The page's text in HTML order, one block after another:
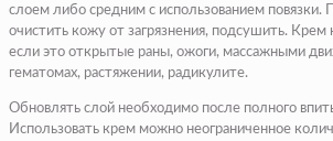
слоем либо средним с использованием повязки.
очистить кожу от загрязнения, подсушить. Крем
если это открытые раны, ожоги, массажными
гематомах, растяжении, радикулите.
Обновлять слой необходимо после полного
Использовать крем можно неограниченное